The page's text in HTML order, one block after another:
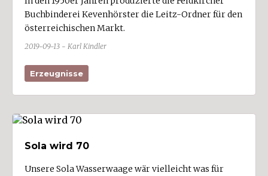
Buchbinderei Kevenhörster die Leitz-Ordner für den
österreichischen Markt.
2019-09-13 - Karl Kindler
Erzeugnisse
Sola wird 70
Unsere Sola Wasserwaage wär vielleicht was für